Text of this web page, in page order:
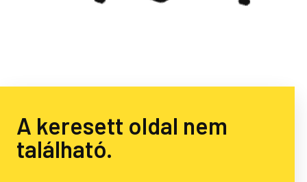
A keresett oldal nem
található.